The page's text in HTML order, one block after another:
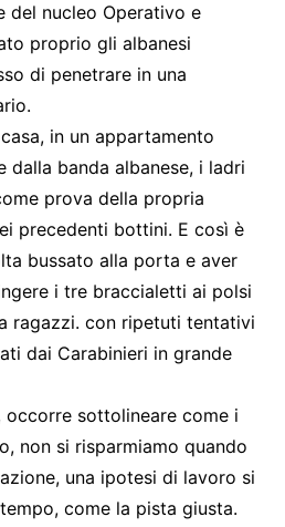
del nucleo Operativo e
proprio gli albanesi
di penetrare in una
in un appartamento
dalla banda albanese, i ladri
prova della propria
precedenti bottini. E così è
bussato alla porta e aver
i tre braccialetti ai polsi
ragazzi. con ripetuti tentativi
dai Carabinieri in grande
sottolineare come i
non si risparmiamo quando
una ipotesi di lavoro si
come la pista giusta.